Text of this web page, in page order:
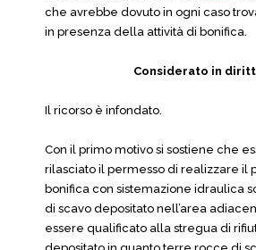
che avrebbe dovuto in ogni caso
in presenza della attività di bonifica.
Considerato in
Il ricorso è infondato.
Con il primo motivo si sostiene che
rilasciato il permesso di realizzare il
bonifica con sistemazione idraulica
di scavo depositato nell’area
essere qualificato alla stregua di